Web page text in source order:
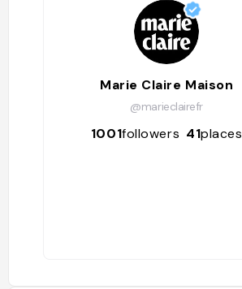
Marie Claire Maison
@marieclairefr
1001followers 41places